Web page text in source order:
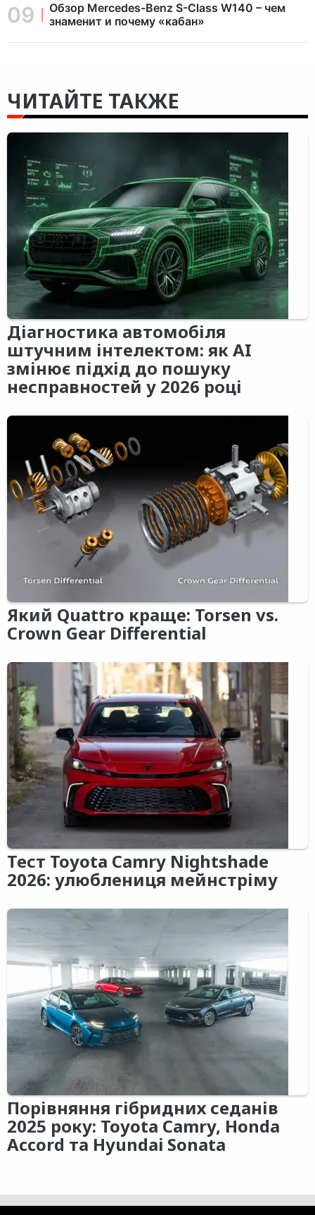
Обзор Mercedes-Benz S-Class W140 – чем
знаменит и почему «кабан»
ЧИТАЙТЕ ТАКЖЕ
Діагностика автомобіля
штучним інтелектом: як AI
змінює підхід до пошуку
несправностей у 2026 році
Який Quattro краще: Torsen vs.
Crown Gear Differential
Тест Toyota Camry Nightshade
2026: улюблениця мейнстріму
Порівняння гібридних седанів
2025 року: Toyota Camry, Honda
Accord та Hyundai Sonata